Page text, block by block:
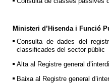
Ministeri d’Hisenda i Funció
Consulta de dades del
classificades del sector públic
Alta al Registre general
Baixa al Registre general